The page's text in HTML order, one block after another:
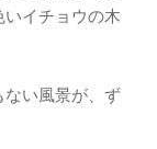
イチョウの木
ない風景が、ず